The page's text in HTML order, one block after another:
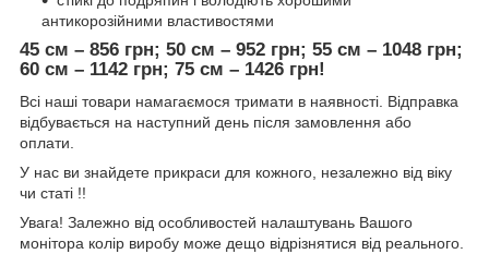
антикорозійними властивостями
45 см – 856 грн; 50 см – 952 грн; 55 см – 1048 грн;
60 см – 1142 грн; 75 см – 1426 грн!
Всі наші товари намагаємося тримати в наявності. Відправка
відбувається на наступний день після замовлення або
оплати.
У нас ви знайдете прикраси для кожного, незалежно від віку
чи статі !!
Увага! Залежно від особливостей налаштувань Вашого
монітора колір виробу може дещо відрізнятися від реального.